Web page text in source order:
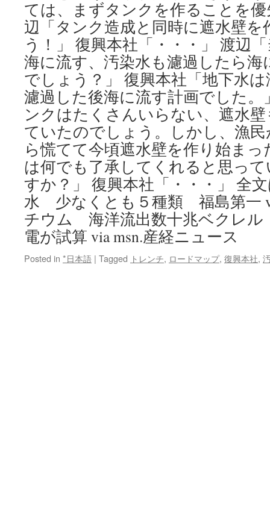
ては、まずタンクを作ることを
辺「タンク造成と同時に遮水壁
う！」 復興本社「・・・」 渡辺
海に流す、汚染水も濾過したら
でしょう？」 復興本社「地下水
濾過した後海に流す計画でした。
ンクはたくさんいらない、遮水
ていたのでしょう。しかし、漁
ら慌てて今頃遮水壁を作り始ま
は何でも了承してくれると思っ
すか？」 復興本社「・・・」 全
水 少なくとも５種類 福島第一
チウム 海洋流出数十兆ベクレ
電が試算 via msn.産経ニュース
Posted in *日本語 | Tagged トレンチ, ロードマップ, 復興本社,